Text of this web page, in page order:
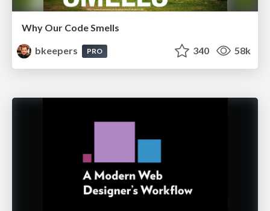
Why Our Code Smells
bkeepers
PRO 340 58k